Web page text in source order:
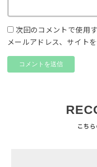
次回のコメントで使用
メールアドレス、サイトを